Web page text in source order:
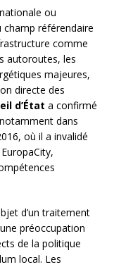
ou
référendaire
comme
autoroutes, les
majeures,
directe des
d’État a confirmé
dans
où il a invalidé
d’un traitement
préoccupation
de la politique
local. Les